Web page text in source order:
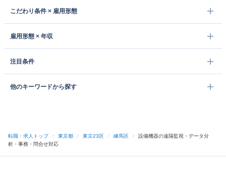
こだわり条件 × 雇用形態
雇用形態 × 年収
注目条件
他のキーワードから探す
転職・求人トップ / 東京都 / 東京23区 / 練馬区 /
設備機器の遠隔監視・データ分
析・事務・問合せ対応